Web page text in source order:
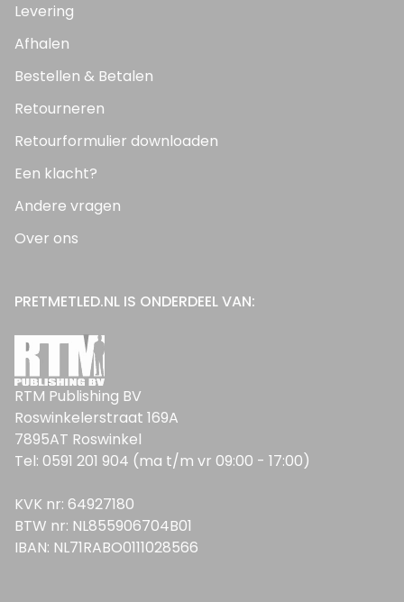
Levering
Afhalen
Bestellen & Betalen
Retourneren
Retourformulier downloaden
Een klacht?
Andere vragen
Over ons
PRETMETLED.NL IS ONDERDEEL VAN:
RTM Publishing BV
Roswinkelerstraat 169A
7895AT Roswinkel
Tel: 0591 201 904 (ma t/m vr 09:00 - 17:00)
KVK nr: 64927180
BTW nr: NL855906704B01
IBAN: NL71RABO0111028566